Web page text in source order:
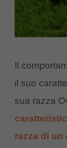
Il
il suo
sua razza
razza di un